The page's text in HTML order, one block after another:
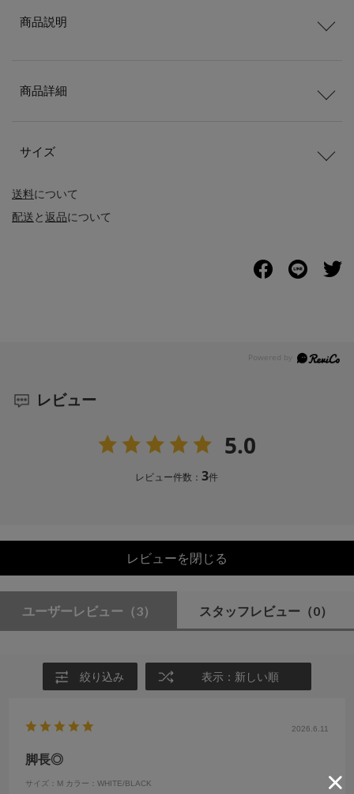
送料について
配送と返品について
商品説明
商品詳細
サイズ
レビュー
5.0
レビュー件数：3件
レビューを閉じる
ユーザーレビュー （3） スタッフレビュー （0）
絞り込み 表示：新しい順
2026.6.11
脚長◎
サイズ：M カラー：WHITE/BLACK